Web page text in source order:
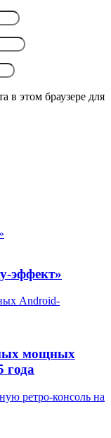
в этом браузере для
эффект»
Android-
мощных
года
ретро-консоль на